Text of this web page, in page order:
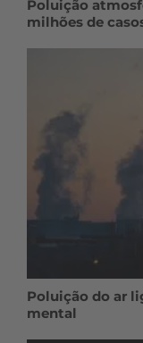
Poluição
milhões de
Poluição do ar
mental